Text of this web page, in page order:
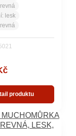
lesk
produktu